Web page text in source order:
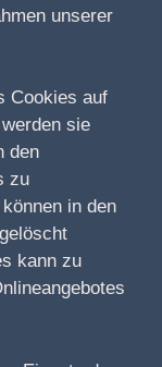
unserer
Cookies auf
sie
den
zu
in den
kann zu